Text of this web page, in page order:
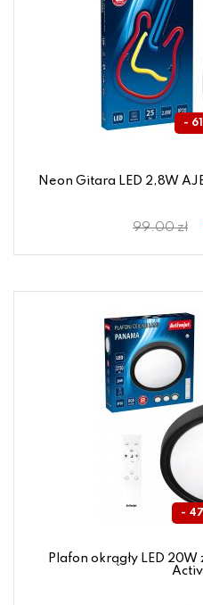
-
Neon Gitara LED 2,8W
99.00 zł
-
Plafon okrągły LED